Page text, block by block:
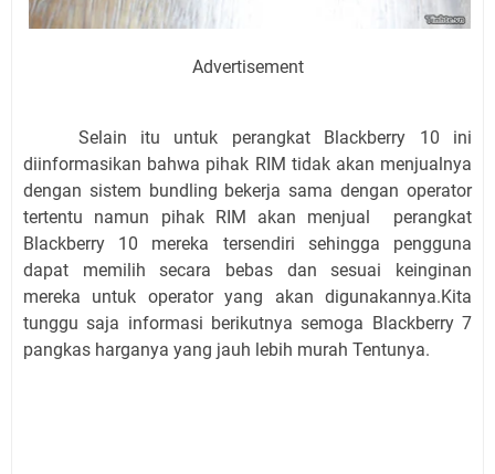
Advertisement
Selain itu untuk perangkat Blackberry 10 ini
diinformasikan bahwa pihak RIM tidak akan menjualnya
dengan sistem bundling bekerja sama dengan operator
tertentu namun pihak RIM akan menjual perangkat
Blackberry 10 mereka tersendiri sehingga pengguna
dapat memilih secara bebas dan sesuai keinginan
mereka untuk operator yang akan digunakannya.Kita
tunggu saja informasi berikutnya semoga Blackberry 7
pangkas harganya yang jauh lebih murah Tentunya.